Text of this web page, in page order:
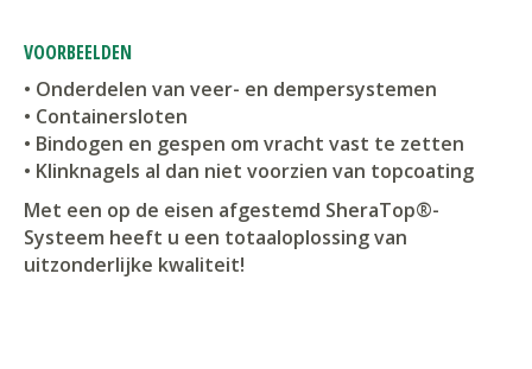
VOORBEELDEN
• Onderdelen van veer- en dempersystemen
• Containersloten
• Bindogen en gespen om vracht vast te zetten
• Klinknagels al dan niet voorzien van topcoating
Met een op de eisen afgestemd SheraTop®-
Systeem heeft u een totaaloplossing van
uitzonderlijke kwaliteit!